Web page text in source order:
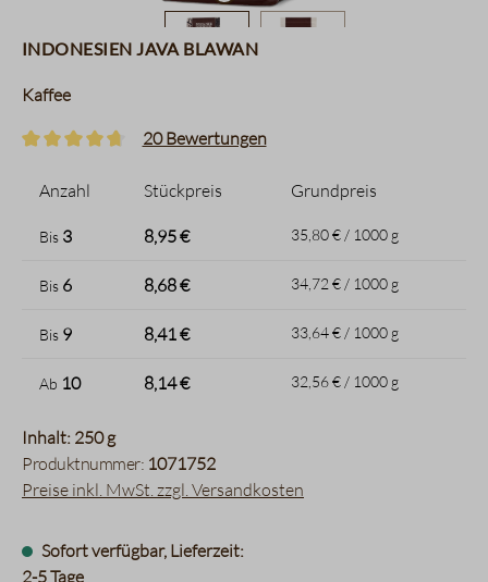
Indonesien Java Blawan
Kaffee
20 Bewertungen
Anzahl Stückpreis Grundpreis
Bis 3 8,95 € 35,80 € / 1000 g
Bis 6 8,68 € 34,72 € / 1000 g
Bis 9 8,41 € 33,64 € / 1000 g
Ab 10 8,14 € 32,56 € / 1000 g
Inhalt: 250 g
Produktnummer: 1071752
Preise inkl. MwSt. zzgl. Versandkosten
Sofort verfügbar, Lieferzeit:
2-5 Tage